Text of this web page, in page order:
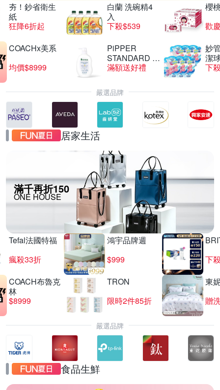
夯！鈔省衛生
紙
狂降6折起
白蘭 洗碗精4
入
下殺$539
櫻
歡
COACHx美系
均價$8999
PiPPER
STANDARD 沛
柏
滿額送好禮
妙
潔
下
嚴選品牌
居家生活
滿千再折150
ONE HOUSE
Tefal法國特福
瘋殺33折
鴻宇品牌週
$999
下
COACH布魯克
林
$8999
TRON
限時2件85折
東
贈
嚴選品牌
食品生鮮